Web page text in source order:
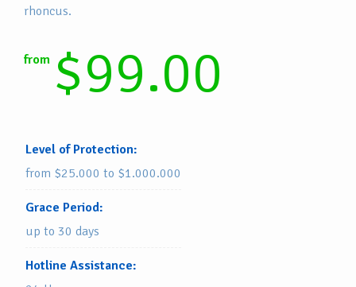
rhoncus.
from $99.00
Level of Protection:
from $25.000 to $1.000.000
Grace Period:
up to 30 days
Hotline Assistance: